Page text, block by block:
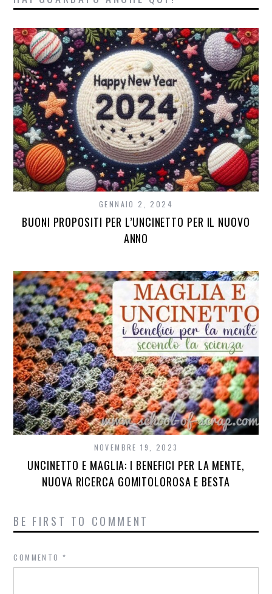
GENNAIO 2, 2024
BUONI PROPOSITI PER L’UNCINETTO PER IL NUOVO
ANNO
NOVEMBRE 19, 2023
UNCINETTO E MAGLIA: I BENEFICI PER LA MENTE,
NUOVA RICERCA GOMITOLOROSA E BESTA
BE FIRST TO COMMENT
COMMENTO*